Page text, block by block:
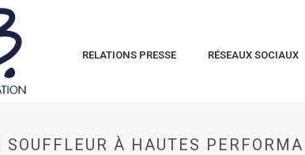
RELATIONS PRESSE RÉSEAUX SOCIAUX
SOUFFLEUR À HAUTES